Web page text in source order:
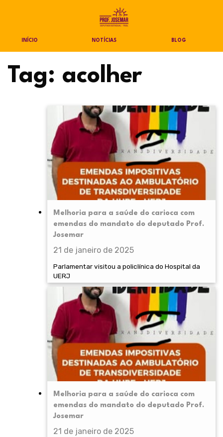
INÍCIO NOTÍCIAS BLOG
Tag: acolher
Melhoria para a saúde do carioca com
emendas do mandato do deputado Prof.
Josemar
21 de janeiro de 2025
Parlamentar visitou a policlínica do Hospital da
UERJ
Melhoria para a saúde do carioca com
emendas do mandato do deputado Prof.
Josemar
21 de janeiro de 2025